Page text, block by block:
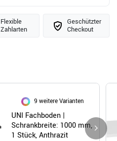
Flexible
Zahlarten
Geschützter
Checkout
9 weitere Varianten
UNI Fachboden |
Schrankbreite: 1000 mm,
1 Stück, Anthrazit